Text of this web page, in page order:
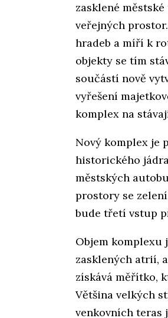
zasklené
veřejných
hradeb a míří k
objekty se tím
součástí nově
vyřešení
komplex na
Nový komplex je
historického
městských
prostory se
bude třetí vstup
Objem komplexu
zasklených atrií,
získává měřítko,
Většina velkých
venkovních teras